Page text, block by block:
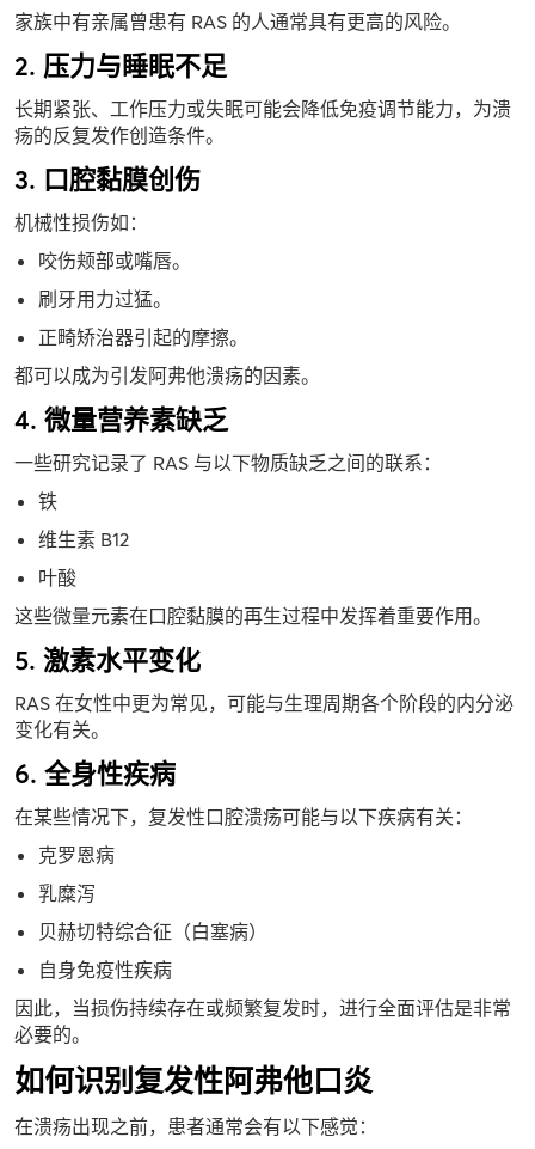
家族中有亲属曾患有 RAS 的人通常具有更高的风险。
2. 压力与睡眠不足
长期紧张、工作压力或失眠可能会降低免疫调节能力，为溃
疡的反复发作创造条件。
3. 口腔黏膜创伤
机械性损伤如：
咬伤颊部或嘴唇。
刷牙用力过猛。
正畸矫治器引起的摩擦。
都可以成为引发阿弗他溃疡的因素。
4. 微量营养素缺乏
一些研究记录了 RAS 与以下物质缺乏之间的联系：
铁
维生素 B12
叶酸
这些微量元素在口腔黏膜的再生过程中发挥着重要作用。
5. 激素水平变化
RAS 在女性中更为常见，可能与生理周期各个阶段的内分泌
变化有关。
6. 全身性疾病
在某些情况下，复发性口腔溃疡可能与以下疾病有关：
克罗恩病
乳糜泻
贝赫切特综合征（白塞病）
自身免疫性疾病
因此，当损伤持续存在或频繁复发时，进行全面评估是非常
必要的。
如何识别复发性阿弗他口炎
在溃疡出现之前，患者通常会有以下感觉：